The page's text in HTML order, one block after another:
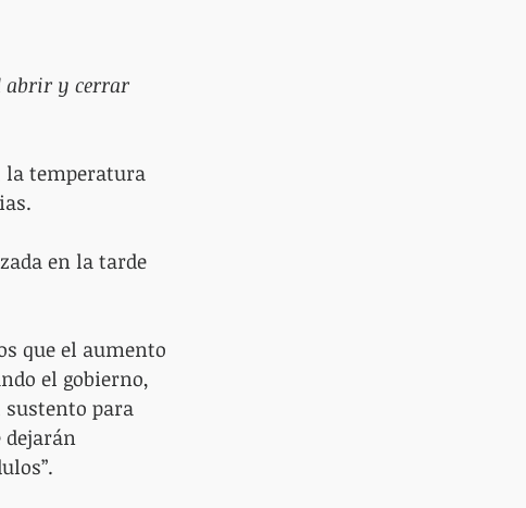
abrir y cerrar
la temperatura
en la tarde
que el aumento
el gobierno,
sustento para
dejarán